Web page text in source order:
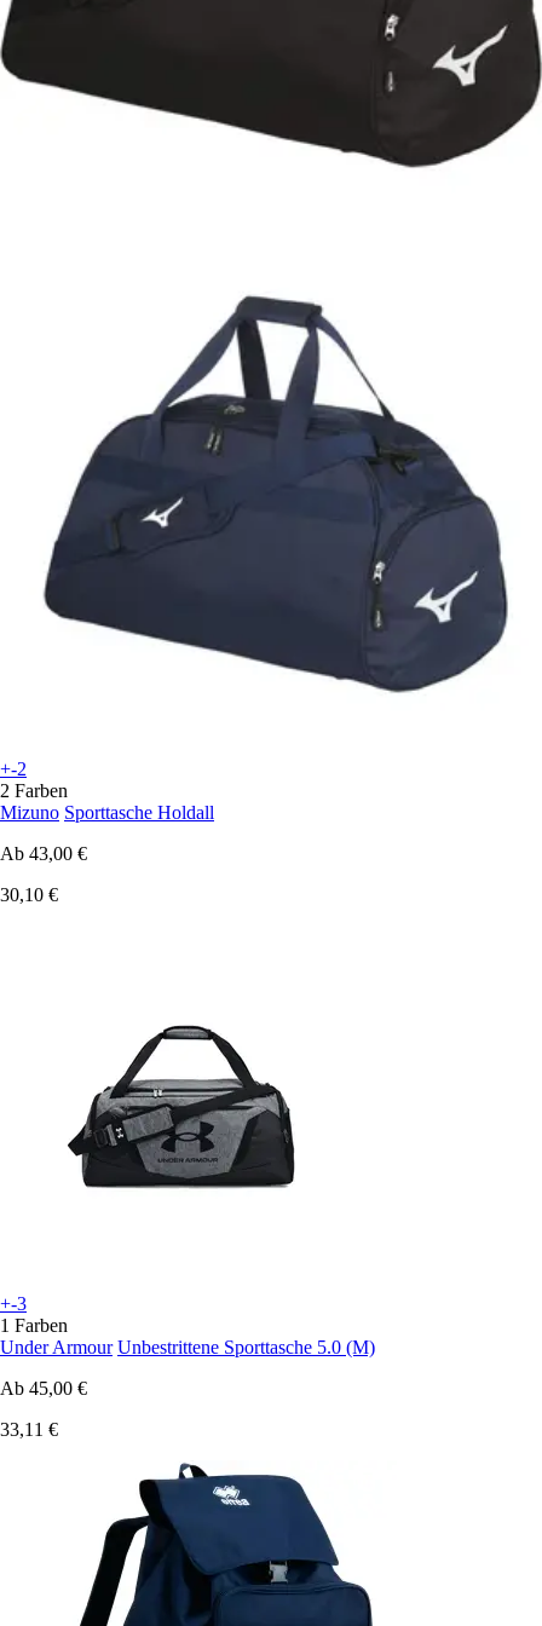
+-2
2 Farben
Mizuno Sporttasche Holdall
Ab 43,00 €
30,10 €
+-3
1 Farben
Under Armour Unbestrittene Sporttasche 5.0 (M)
Ab 45,00 €
33,11 €